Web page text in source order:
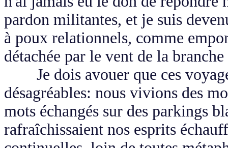
pardon militantes, et je suis
à poux relationnels, comme
détachée par le vent de la
Je dois avouer que ces
désagréables: nous vivions des
mots échangés sur des parkings
rafraîchissaient nos esprits